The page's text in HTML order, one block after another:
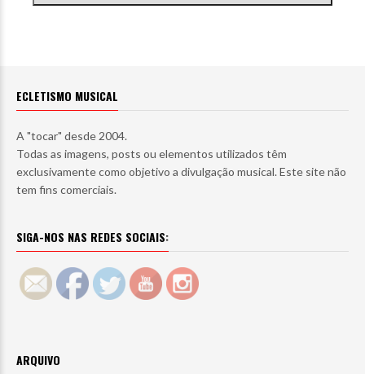
ECLETISMO MUSICAL
A "tocar" desde 2004.
Todas as imagens, posts ou elementos utilizados têm
exclusivamente como objetivo a divulgação musical. Este site não
tem fins comerciais.
SIGA-NOS NAS REDES SOCIAIS:
ARQUIVO